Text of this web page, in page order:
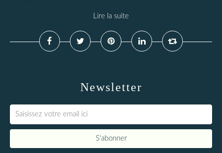
Lire la suite
Newsletter